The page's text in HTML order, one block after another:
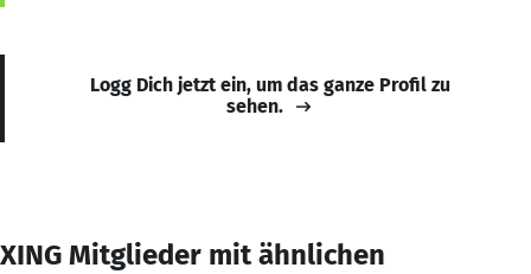
Logg Dich jetzt ein, um das ganze Profil zu
sehen.
XING Mitglieder mit ähnlichen